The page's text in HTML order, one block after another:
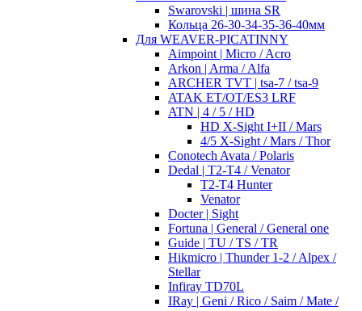
Swarovski | шина SR
Кольца 26-30-34-35-36-40мм
Для WEAVER-PICATINNY
Aimpoint | Micro / Acro
Arkon | Arma / Alfa
ARCHER TVT | tsa-7 / tsa-9
ATAK ET/OT/ES3 LRF
ATN | 4 / 5 / HD
HD X-Sight I+II / Mars
4/5 X-Sight / Mars / Thor
Conotech Avata / Polaris
Dedal | T2-T4 / Venator
T2-T4 Hunter
Venator
Docter | Sight
Fortuna | General / General one
Guide | TU / TS / TR
Hikmicro | Thunder 1-2 / Alpex /
Stellar
Infiray TD70L
IRay | Geni / Rico / Saim / Mate /